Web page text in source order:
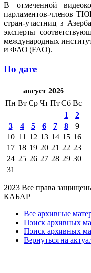
В отмеченной
парламентов-членов
стран-участниц в
эксперты
международных
и ФАО (FAO).
По дате
август 2026
Пн Вт Ср Чт Пт Сб Вс
1
2
3
4 5 6 7 8
9
10 11 12 13 14 15 16
17 18 19 20 21 22 23
24 25 26 27 28 29 30
31
2023 Все права
КАБАР.
Все архивные
Поиск архивных
Поиск архивных
Вернуться на